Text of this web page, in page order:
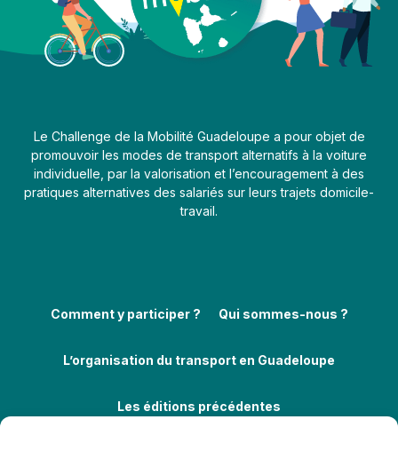
Le Challenge de la Mobilité Guadeloupe a pour objet de
promouvoir les modes de transport alternatifs à la voiture
individuelle, par la valorisation et l’encouragement à des
pratiques alternatives des salariés sur leurs trajets domicile-
travail.
Comment y participer ? Qui sommes-nous ?
L’organisation du transport en Guadeloupe
Les éditions précédentes